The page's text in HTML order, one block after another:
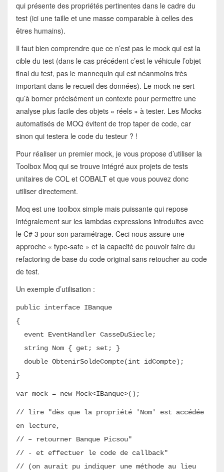
qui présente des propriétés pertinentes dans le cadre du
test (ici une taille et une masse comparable à celles des
êtres humains).
Il faut bien comprendre que ce n’est pas le mock qui est la
cible du test (dans le cas précédent c’est le véhicule l’objet
final du test, pas le mannequin qui est néanmoins très
important dans le recueil des données). Le mock ne sert
qu’à borner précisément un contexte pour permettre une
analyse plus facile des objets « réels » à tester. Les Mocks
automatisés de MOQ évitent de trop taper de code, car
sinon qui testera le code du testeur ? !
Pour réaliser un premier mock, je vous propose d’utiliser la
Toolbox Moq qui se trouve intégré aux projets de tests
unitaires de COL et COBALT et que vous pouvez donc
utiliser directement.
Moq est une toolbox simple mais puissante qui repose
intégralement sur les lambdas expressions introduites avec
le C# 3 pour son paramétrage. Ceci nous assure une
approche « type-safe » et la capacité de pouvoir faire du
refactoring de base du code original sans retoucher au code
de test.
Un exemple d’utilisation :
public interface IBanque
{
event EventHandler CasseDuSiecle;
string Nom { get; set; }
double ObtenirSoldeCompte(int idCompte);
}
var mock = new Mock<IBanque>();
// lire "dès que la propriété 'Nom' est accédée
en lecture,
// – retourner Banque Picsou"
// - et effectuer le code de callback"
// (on aurait pu indiquer une méthode au lieu